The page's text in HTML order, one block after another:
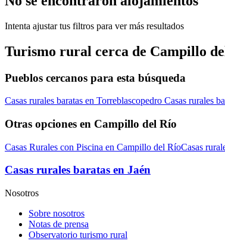
Intenta ajustar tus filtros para ver más resultados
Turismo rural cerca de Campillo
Pueblos cercanos para esta búsqueda
Casas rurales baratas en Torreblascopedro Casas rurales
Otras opciones en Campillo del Río
Casas Rurales con Piscina en Campillo del RíoCasas
Casas rurales baratas en Jaén
Nosotros
Sobre nosotros
Notas de prensa
Observatorio turismo rural